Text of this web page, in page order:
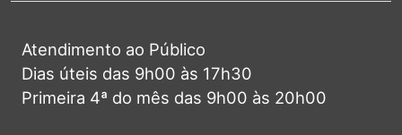
Atendimento ao Público
Dias úteis das 9h00 às 17h30
Primeira 4ª do mês das 9h00 às 20h00